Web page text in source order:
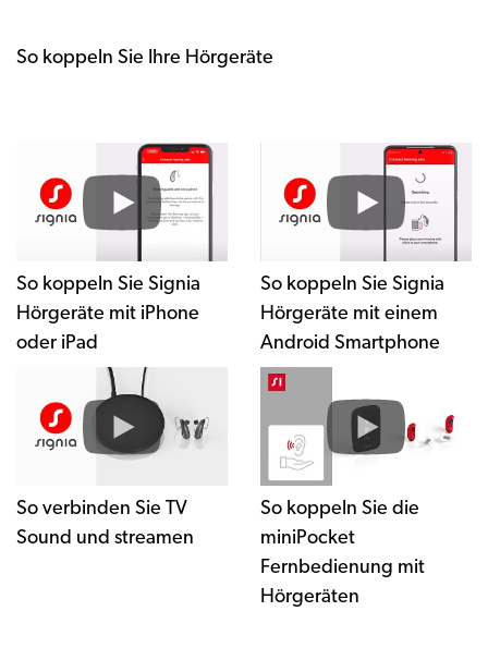
So koppeln Sie Ihre Hörgeräte
So koppeln Sie Signia
Hörgeräte mit iPhone
oder iPad
So koppeln Sie Signia
Hörgeräte mit einem
Android Smartphone
So verbinden Sie TV
Sound und streamen
So koppeln Sie die
miniPocket
Fernbedienung mit
Hörgeräten